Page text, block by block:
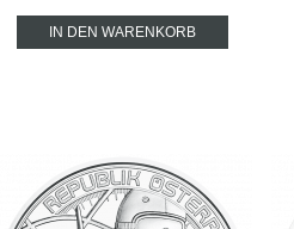
IN DEN WARENKORB